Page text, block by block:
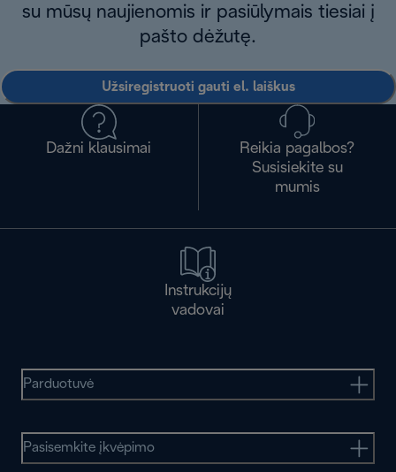
su mūsų naujienomis ir pasiūlymais tiesiai į
pašto dėžutę.
Užsiregistruoti gauti el. laiškus
Dažni klausimai
Reikia pagalbos?
Susisiekite su
mumis
Instrukcijų
vadovai
Parduotuvė
Pasisemkite įkvėpimo